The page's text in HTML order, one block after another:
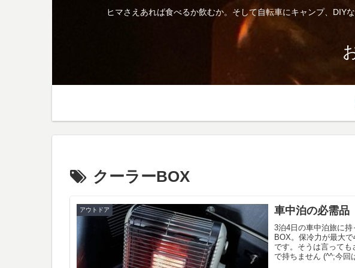
ヒマさえあれば食べるか飲むか。そして自転車にキャンプ、DIY
クーラーBOX
アウトドア 車中泊の必需品
3泊4日の車中泊旅に
BOX。保冷力が最大
です。そうは言っても
で持ちません (^^;今回